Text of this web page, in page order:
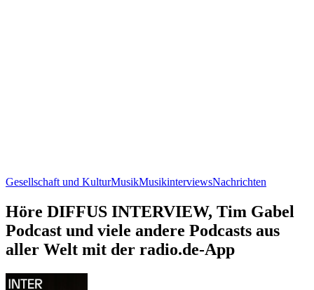
Gesellschaft und KulturMusikMusikinterviewsNachrichten
Höre DIFFUS INTERVIEW, Tim Gabel
Podcast und viele andere Podcasts aus
aller Welt mit der radio.de-App